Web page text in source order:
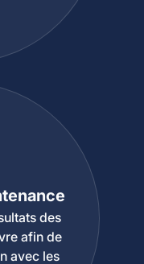
des
afin de
avec les